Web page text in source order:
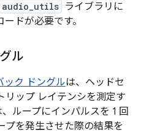
audio_utils ライブラリに
ードが必要です。
ル
ック ドングルは、ヘッドセ
リップ レイテンシを測定す
ループにインパルスを 1 回
プを発生させた際の結果を